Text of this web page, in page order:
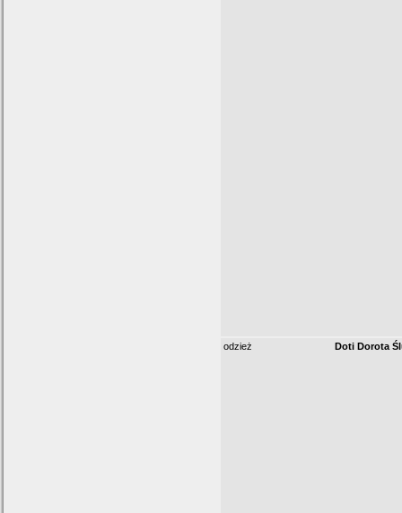
odzież Doti Dorota